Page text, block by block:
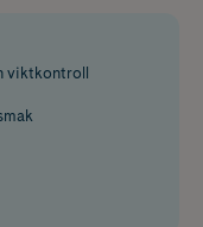
viktkontroll